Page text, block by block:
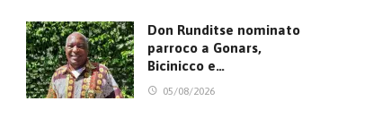
Don Runditse nominato
parroco a Gonars,
Bicinicco e…
05/08/2026